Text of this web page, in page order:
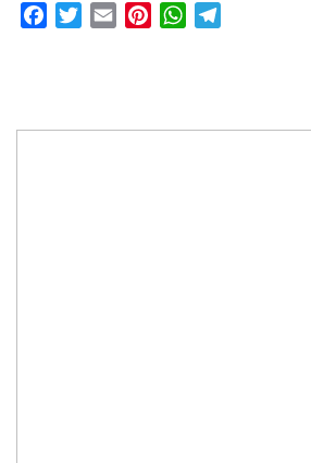
FacebookTwitterEmail PinterestWhatsApp